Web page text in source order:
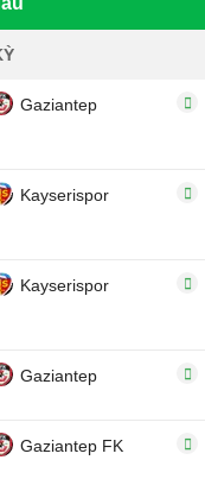
Gaziantep
Kayserispor
Kayserispor
Gaziantep
Gaziantep FK